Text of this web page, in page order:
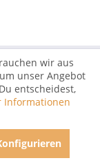
wir aus
unser Angebot
entscheidest,
Informationen